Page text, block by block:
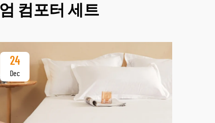
컴포터 세트
24
Dec